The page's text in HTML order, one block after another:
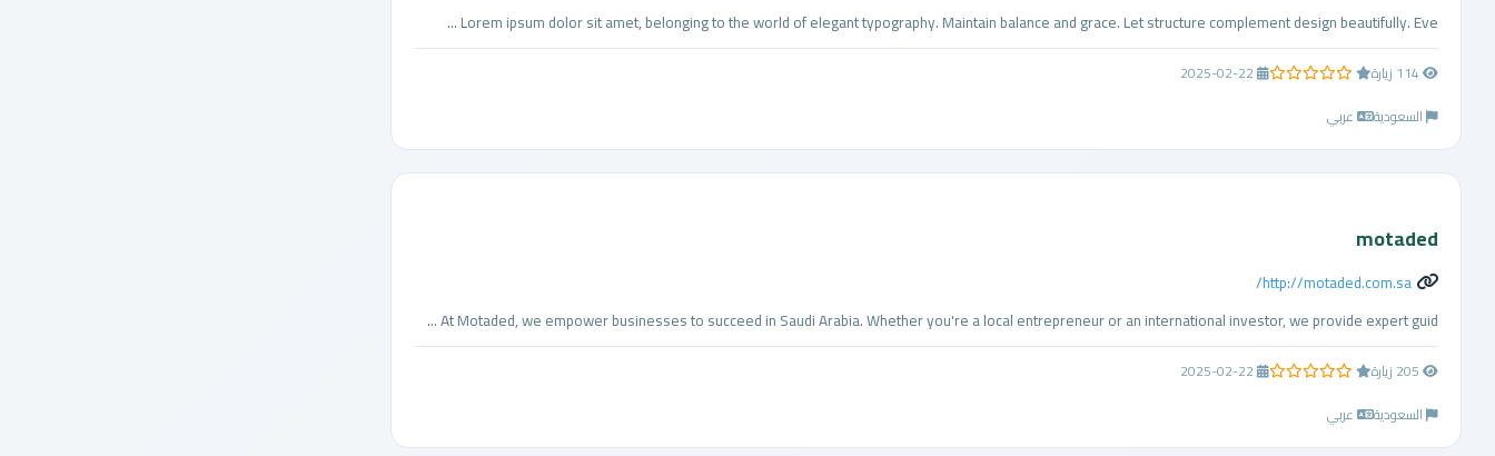
Lorem ipsum dolor sit amet, belonging to the world of elegant typography. Maintain balance and grace. Let structure complement design beautifully. Eve ...
0.0 من 5 نجوم
السعودية
عربي
motaded
http://motaded.com.sa/
At Motaded, we empower businesses to succeed in Saudi Arabia. Whether you're a local entrepreneur or an international investor, we provide expert guid ...
0.0 من 5 نجوم
السعودية
عربي